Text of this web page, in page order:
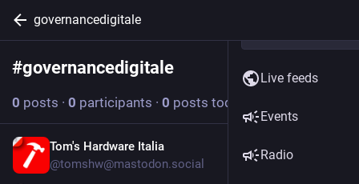
governancedigitale
#governancedigitale Follow hashtag
0 posts · 0 participants · 0 posts today
Tom's Hardware Italia
@tomshw@mastodon.social
Live feeds
Events
Radio